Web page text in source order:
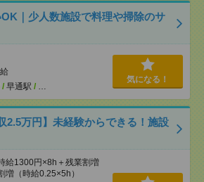
｜少人数施設で料理や掃除のサ
/ 早通駅 / …
気になる！
2.5万円】未経験からできる！施設
給1300円×8h＋残業割増
増（時給0.25×5h）